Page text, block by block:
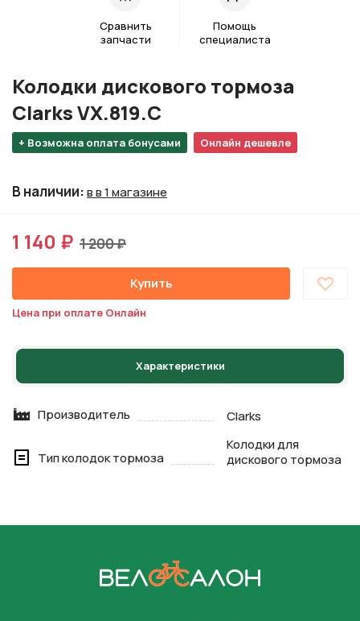
Сравнить
запчасти
Помощь
специалиста
+ Возможна оплата бонусами Онлайн дешевле
Колодки дискового тормоза
Clarks VX.819.C
В наличии:в в 1 магазине
1 140 ₽ 1 200 ₽
Купить
Цена при оплате Онлайн
Характеристики
Производитель Clarks
Тип колодок тормоза
Колодки для
дискового тормоза